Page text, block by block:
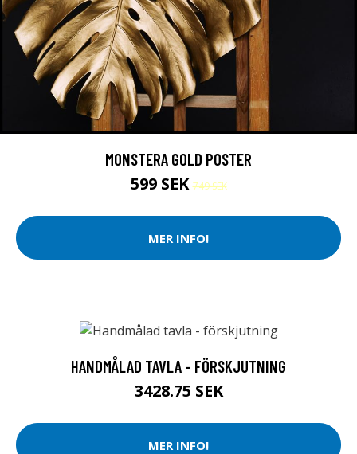
MONSTERA GOLD POSTER
599 SEK749 SEK
MER INFO!
HANDMÅLAD TAVLA - FÖRSKJUTNING
3428.75 SEK
MER INFO!